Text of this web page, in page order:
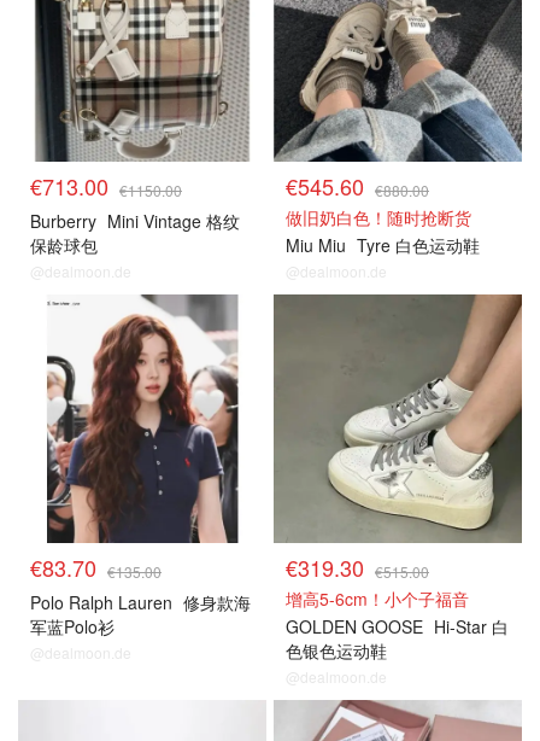
€713.00 €1150.00
Burberry Mini Vintage 格纹
保龄球包
@dealmoon.de
€545.60 €880.00
做旧奶白色！随时抢断货
Miu Miu Tyre 白色运动鞋
@dealmoon.de
€83.70 €135.00
Polo Ralph Lauren 修身款海
军蓝Polo衫
@dealmoon.de
€319.30 €515.00
增高5-6cm！小个子福音
GOLDEN GOOSE Hi-Star 白
色银色运动鞋
@dealmoon.de